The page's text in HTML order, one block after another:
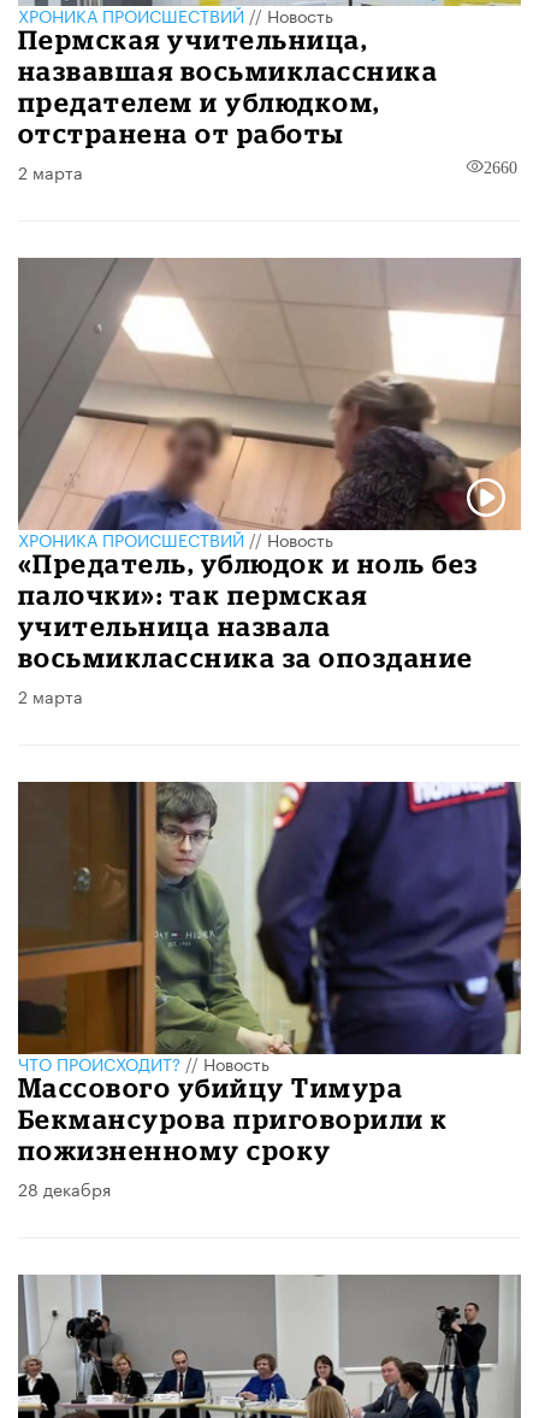
ХРОНИКА ПРОИСШЕСТВИЙ//Новость
Пермская учительница,
назвавшая восьмиклассника
предателем и ублюдком,
отстранена от работы
2 марта 2660
ХРОНИКА ПРОИСШЕСТВИЙ//Новость
«Предатель, ублюдок и ноль без
палочки»: так пермская
учительница назвала
восьмиклассника за опоздание
2 марта
ЧТО ПРОИСХОДИТ?//Новость
Массового убийцу Тимура
Бекмансурова приговорили к
пожизненному сроку
28 декабря